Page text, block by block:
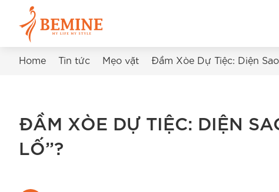
Home Tin tức Mẹo vặt Đầm Xòe Dự Tiệc: Diện
ĐẦM XÒE DỰ TIỆC: DIỆN
LỐ”?